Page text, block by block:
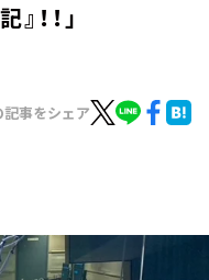
！！」
記事をシェア